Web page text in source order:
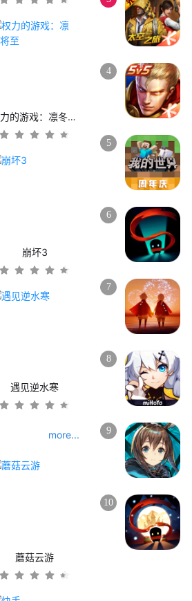
权力的游戏：凛冬将至
崩坏3
遇见逆水寒
more...
蘑菇云游
4
5
6
7
8
9
10